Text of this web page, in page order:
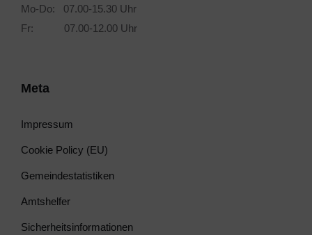
Mo-Do: 07.00-15.30 Uhr
Fr: 07.00-12.00 Uhr
Meta
Impressum
Cookie Policy (EU)
Gemeindestatistiken
Amtshelfer
Sicherheitsinformationen